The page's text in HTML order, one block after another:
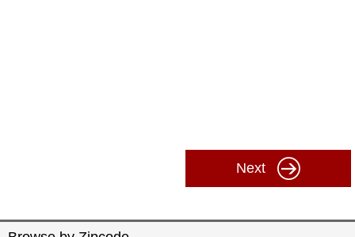
Next